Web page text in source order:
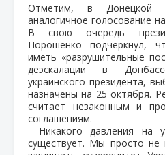
Отметим, в Донецкой
аналогичное голосование
В свою очередь
Порошенко подчеркнул,
иметь «разрушительные
деэскалации в
украинского президента,
назначены на 25 октября.
считает незаконным и
соглашениям.
- Никакого давления на
существует. Мы просто